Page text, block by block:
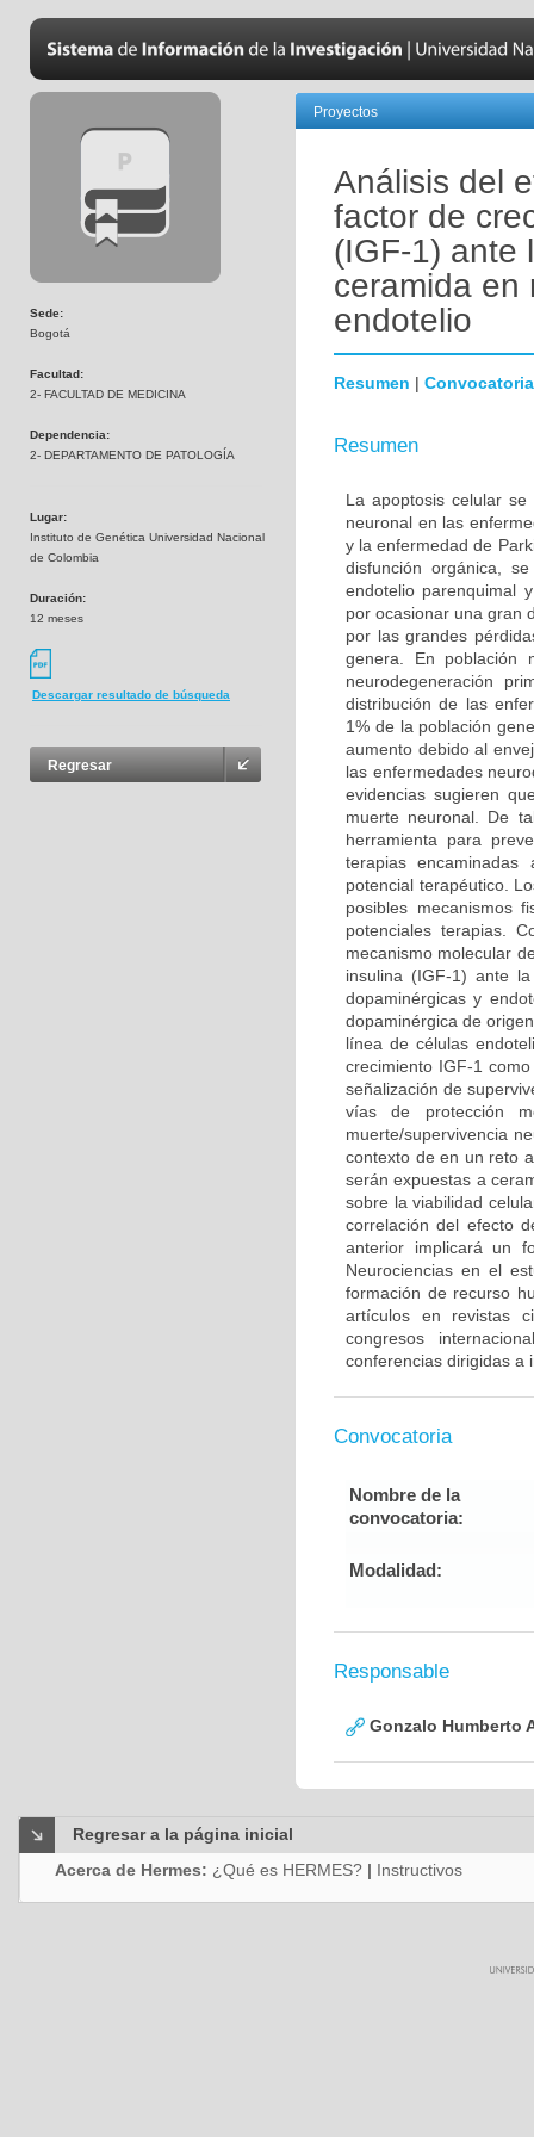
Sede:
Bogotá
Facultad:
2- FACULTAD DE MEDICINA
Dependencia:
2- DEPARTAMENTO DE PATOLOGÍA
Lugar:
Instituto de Genética Universidad Nacional
de Colombia
Duración:
12 meses
Descargar resultado de búsqueda
Regresar
Proyectos
Análisis del
factor de
(IGF-1) ante
ceramida en
endotelio
Resumen | Convocatoria
Resumen
La apoptosis celular
neuronal en las
y la enfermedad de
disfunción orgánica,
endotelio parenquimal
por ocasionar una gran
por las grandes
genera. En población
neurodegeneración
distribución de las
1% de la población
aumento debido al
las enfermedades
evidencias sugieren
muerte neuronal. De
herramienta para
terapias
potencial terapéutico.
posibles mecanismos
potenciales terapias.
mecanismo molecular
insulina (IGF-1) ante
dopaminérgicas y
dopaminérgica de
línea de células
crecimiento IGF-1
señalización de
vías de protección
muerte/supervivencia
contexto de en un reto
serán expuestas a
sobre la viabilidad
correlación del efecto
anterior implicará un
Neurociencias en el
formación de recurso
artículos en revistas
congresos
conferencias dirigidas a
Convocatoria
Nombre de la
convocatoria:
Modalidad:
Responsable
Gonzalo Humberto
Regresar a la página inicial
Acerca de Hermes: ¿Qué es HERMES? | Instructivos